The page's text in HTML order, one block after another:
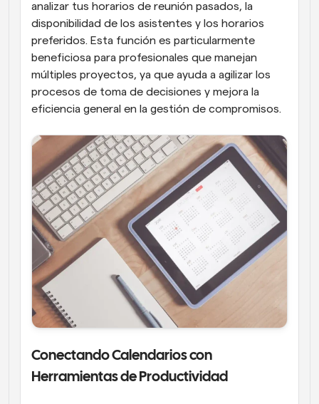
analizar tus horarios de reunión pasados, la
disponibilidad de los asistentes y los horarios
preferidos. Esta función es particularmente
beneficiosa para profesionales que manejan
múltiples proyectos, ya que ayuda a agilizar los
procesos de toma de decisiones y mejora la
eficiencia general en la gestión de compromisos.
Conectando Calendarios con
Herramientas de Productividad